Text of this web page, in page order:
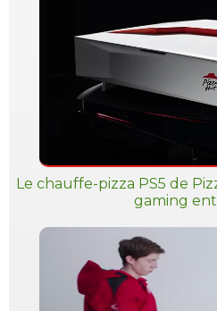
Le chauffe-pizza PS5 de
gaming